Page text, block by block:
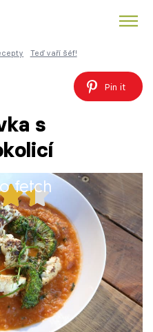
Teď vaří šéf!
Pin it
s
fetch
rajčatovou
a brokolicí